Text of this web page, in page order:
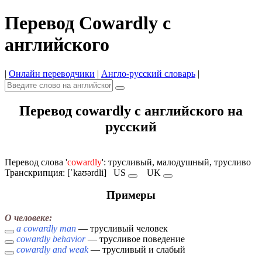
Перевод Cowardly с
английского
| Онлайн переводчики | Англо-русский словарь |
Перевод cowardly с английского на
русский
Перевод слова 'cowardly': трусливый, малодушный, трусливо
Транскрипция: [ˈkaʊərdli] US UK
Примеры
О человеке:
a cowardly man — трусливый человек
cowardly behavior— трусливое поведение
cowardly and weak— трусливый и слабый